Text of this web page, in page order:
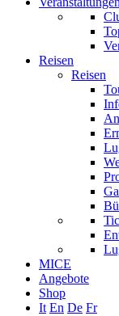
Reisen
Reisen
MICE
Angebote
Shop
It En De Fr